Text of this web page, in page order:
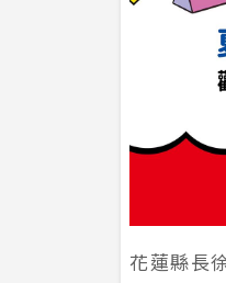
花蓮縣長